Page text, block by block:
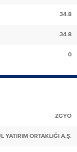
34.8
34.8
0
ZGYO
YATIRIM ORTAKLIĞI A.Ş.